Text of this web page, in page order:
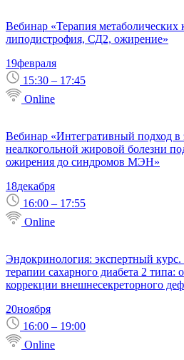
Вебинар «Терапия метаболических
липодистрофия, СД2, ожирение»
19февраля
15:30 – 17:45
Online
Вебинар «Интегративный подход в
неалкогольной жировой болезни
ожирения до синдромов МЭН»
18декабря
16:00 – 17:55
Online
Эндокринология: экспертный
терапии сахарного диабета 2 типа:
коррекции внешнесекреторного
20ноября
16:00 – 19:00
Online